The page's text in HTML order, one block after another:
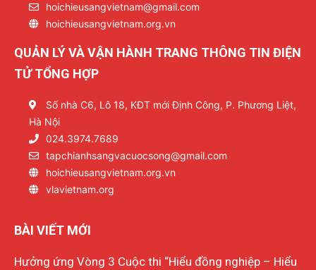
hoichieusangvietnam@gmail.com
hoichieusangvietnam.org.vn
QUẢN LÝ VÀ VẬN HÀNH TRANG THÔNG TIN ĐIỆN
TỬ TỔNG HỢP
Số nhà C6, Lô 18, KĐT mới Định Công, P. Phương Liệt,
Hà Nội
024.3974.7689
tapchianhsangvacuocsong@gmail.com
hoichieusangvietnam.org.vn
vlavietnam.org
BÀI VIẾT MỚI
Hưởng ứng Vòng 3 Cuộc thi “Hiểu đồng nghiệp – Hiểu